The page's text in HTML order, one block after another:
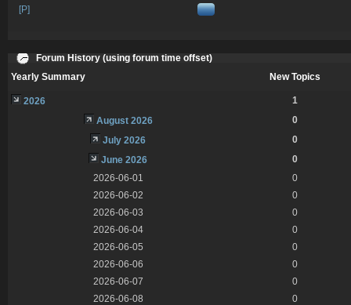
[P]
Forum History (using forum time offset)
Yearly Summary
New Topics
2026
1
August 2026
0
July 2026
0
June 2026
0
2026-06-01
0
2026-06-02
0
2026-06-03
0
2026-06-04
0
2026-06-05
0
2026-06-06
0
2026-06-07
0
2026-06-08
0